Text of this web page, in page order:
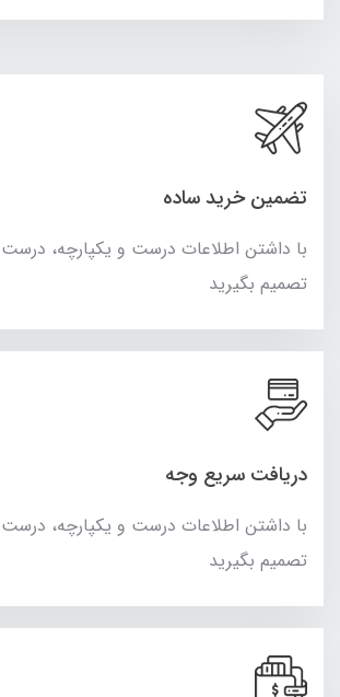
تضمین خرید ساده
با داشتن اطلاعات درست و یکپارچه،
تصمیم بگیرید
دریافت سریع وجه
با داشتن اطلاعات درست و یکپارچه،
تصمیم بگیرید